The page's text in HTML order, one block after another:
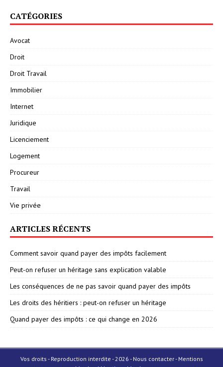
CATÉGORIES
Avocat
Droit
Droit Travail
Immobilier
Internet
Juridique
Licenciement
Logement
Procureur
Travail
Vie privée
ARTICLES RÉCENTS
Comment savoir quand payer des impôts facilement
Peut-on refuser un héritage sans explication valable
Les conséquences de ne pas savoir quand payer des impôts
Les droits des héritiers : peut-on refuser un héritage
Quand payer des impôts : ce qui change en 2026
Vos droits - Reproduction interdite - 2026 - Nous contacter - Mentions